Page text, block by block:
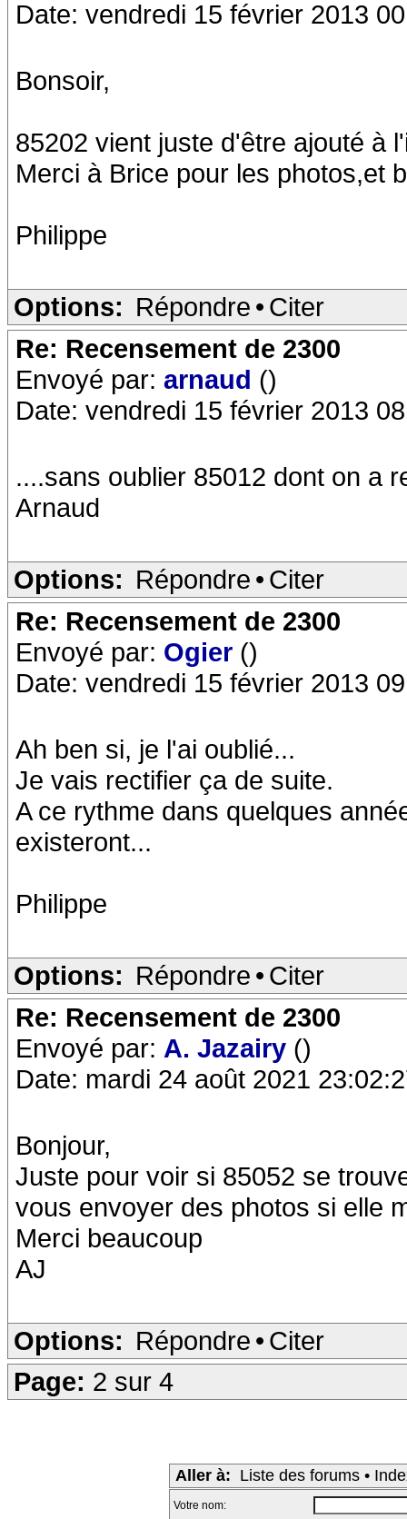
Date: vendredi 15 février 2013
Bonsoir,
85202 vient juste d'être ajouté à
Merci à Brice pour les photos,et
Philippe
Options: Répondre • Citer
Re: Recensement de 2300
Envoyé par: arnaud ()
Date: vendredi 15 février 2013
....sans oublier 85012 dont on a
Arnaud
Options: Répondre • Citer
Re: Recensement de 2300
Envoyé par: Ogier ()
Date: vendredi 15 février 2013
Ah ben si, je l'ai oublié...
Je vais rectifier ça de suite.
A ce rythme dans quelques
existeront...
Philippe
Options: Répondre • Citer
Re: Recensement de 2300
Envoyé par: A. Jazairy ()
Date: mardi 24 août 2021
Bonjour,
Juste pour voir si 85052 se
vous envoyer des photos si elle
Merci beaucoup
AJ
Options: Répondre • Citer
Page: 2 sur 4
Aller à: Liste des forums •
Votre nom: